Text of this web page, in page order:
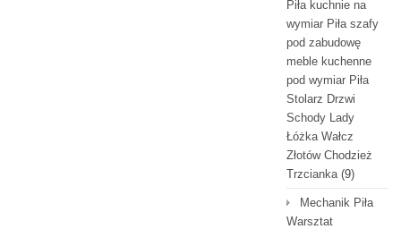
Piła kuchnie na
wymiar Piła szafy
pod zabudowę
meble kuchenne
pod wymiar Piła
Stolarz Drzwi
Schody Lady
Łóżka Wałcz
Złotów Chodzież
Trzcianka(9)
Mechanik Piła
Warsztat